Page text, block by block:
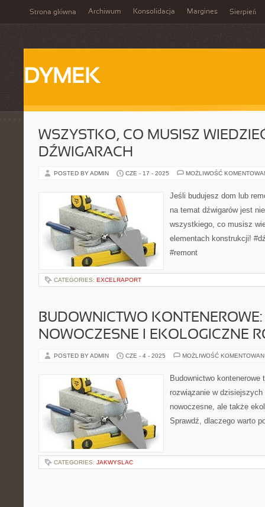
Strona główna Archiwum Konsolidacja Margines Sierpień
DYMEK
WSZYSTKO, CO MUSISZ
DŹWIGARACH
POSTED BY ADMIN CZE - 17 - 2025 MOŻLIWOŚĆ
Jeśli budujesz dom lub
na temat dźwigarów jest
wszystkiego, co musisz
elementach konstrukcji!
#remont
CATEGORIES: EXCELRAPORT
BUDOWNICTWO KONTENEROWE:
NOWOCZESNE I EKOLOGICZNE
POSTED BY ADMIN CZE - 4 - 2025 MOŻLIWOŚĆ
Budownictwo kontenerowe
rozwiązanie w
nowoczesne, ale także
Sprawdź, dlaczego warto
CATEGORIES: JAKWYSLAC